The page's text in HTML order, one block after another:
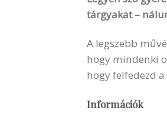
tárgyakat –
A legszebb
hogy mindenki
hogy felfedezd
Információk